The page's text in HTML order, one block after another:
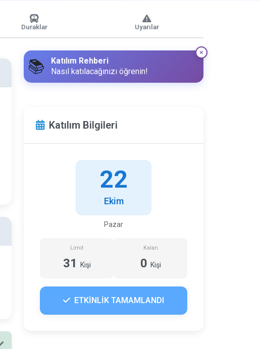
Duraklar Uyarılar
📚
Katılım Rehberi
Nasıl katılacağınızı öğrenin!
Katılım Bilgileri
22
Ekim
Pazar
Limit
31 Kişi
Kalan
0 Kişi
ETKİNLİK TAMAMLANDI